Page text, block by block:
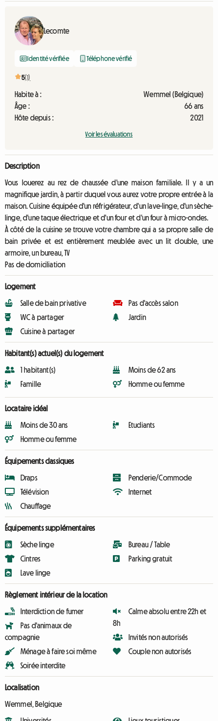
Lecomte
Identité vérifiée Téléphone vérifié
5(1)
Habite à :
Wemmel (Belgique)
Âge :
66 ans
Hôte depuis :
2021
Voir les évaluations
Description
Vous louerez au rez de chaussée d'une maison familiale. Il y a un
magnifique jardin, à partir duquel vous aurez votre propre entrée à la
maison. Cuisine équipée d'un réfrigérateur, d'un lave-linge, d'un sèche-
linge, d'une taque électrique et d'un four et d'un four à micro-ondes.
À côté de la cuisine se trouve votre chambre qui a sa propre salle de
bain privée et est entièrement meublée avec un lit double, une
armoire, un bureau, TV
Pas de domiciliation
Logement
Salle de bain privative
WC à partager
Cuisine à partager
Pas d'accès salon
Jardin
Habitant(s) actuel(s) du logement
1 habitant(s)
Famille
Moins de 62 ans
Homme ou femme
Locataire idéal
Moins de 30 ans
Homme ou femme
Etudiants
Équipements classiques
Draps
Télévision
Chauffage
Penderie/Commode
Internet
Équipements supplémentaires
Sèche linge
Cintres
Lave linge
Bureau / Table
Parking gratuit
Règlement intérieur de la location
Interdiction de fumer
Pas d'animaux de
compagnie
Ménage à faire soi même
Soirée interdite
Calme absolu entre 22h et
8h
Invités non autorisés
Couple non autorisés
Localisation
Wemmel, Belgique